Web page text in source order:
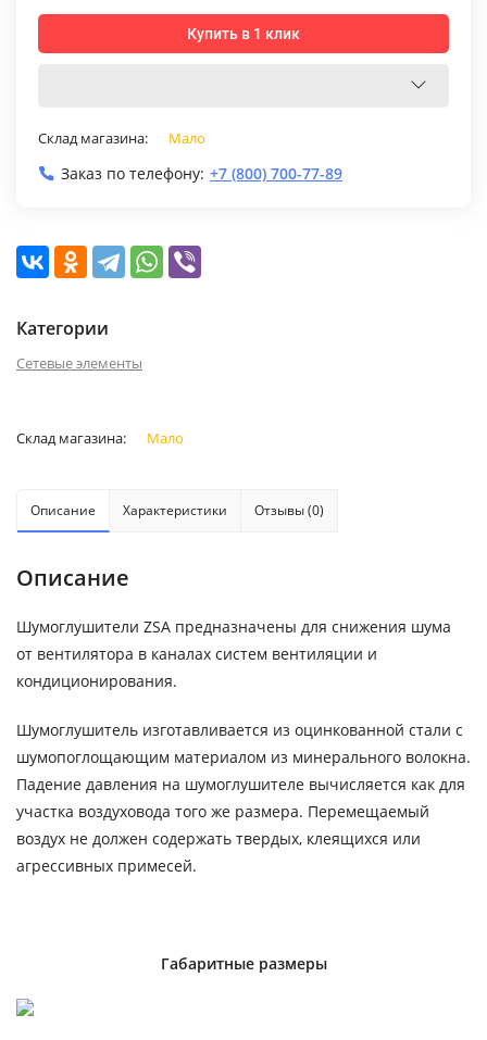
Купить в 1 клик
Склад магазина: Мало
Заказ по телефону: +7 (800) 700-77-89
Категории
Сетевые элементы
Склад магазина: Мало
Описание Характеристики Отзывы (0)
Описание
Шумоглушители ZSA предназначены для снижения шума
от вентилятора в каналах систем вентиляции и
кондиционирования.
Шумоглушитель изготавливается из оцинкованной стали с
шумопоглощающим материалом из минерального волокна.
Падение давления на шумоглушителе вычисляется как для
участка воздуховода того же размера. Перемещаемый
воздух не должен содержать твердых, клеящихся или
агрессивных примесей.
Габаритные размеры